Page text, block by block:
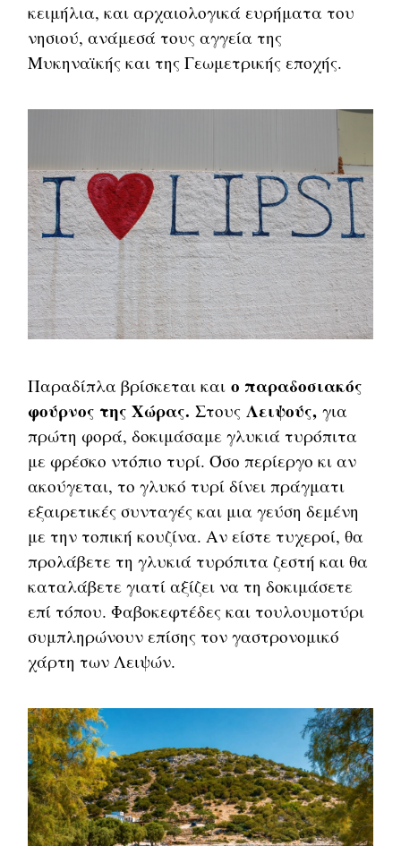
κειμήλια, και αρχαιολογικά ευρήματα του
νησιού, ανάμεσά τους αγγεία της
Μυκηναϊκής και της Γεωμετρικής εποχής.
Παραδίπλα βρίσκεται και ο παραδοσιακός
φούρνος της Χώρας. ΣτουςΛειψούς, για
πρώτη φορά, δοκιμάσαμε γλυκιά τυρόπιτα
με φρέσκο ντόπιο τυρί. Όσο περίεργο κι αν
ακούγεται, το γλυκό τυρί δίνει πράγματι
εξαιρετικές συνταγές και μια γεύση δεμένη
με την τοπική κουζίνα. Αν είστε τυχεροί, θα
προλάβετε τη γλυκιά τυρόπιτα ζεστή και θα
καταλάβετε γιατί αξίζει να τη δοκιμάσετε
επί τόπου. Φαβοκεφτέδες και τουλουμοτύρι
συμπληρώνουν επίσης τον γαστρονομικό
χάρτη των Λειψών.